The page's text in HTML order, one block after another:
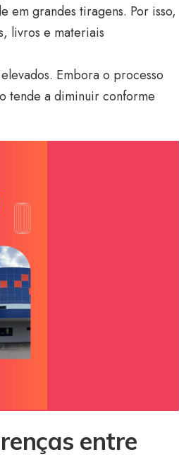
em grandes tiragens. Por isso,
livros e materiais
Embora o processo
tende a diminuir conforme
entre